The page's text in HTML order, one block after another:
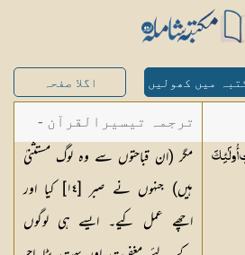
میں کھولیں اگلا صفحہ
أُولَٰئِكَ
ترجمہ تیسیرالقرآن -
مولانا عبد الرحمن
کیلانی
مگر (ان قباحتوں سے وہ لوگ مستثنیٰ
ہیں) جنہوں نے صبر [١٤] کیا اور
اچھے عمل کیے۔ ایسے ہی لوگوں